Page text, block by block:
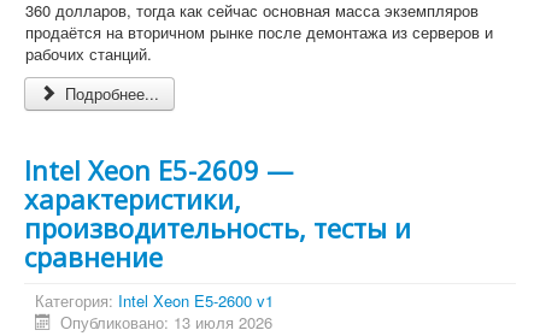
360 долларов, тогда как сейчас основная масса экземпляров
продаётся на вторичном рынке после демонтажа из серверов и
рабочих станций.
Подробнее...
Intel Xeon E5-2609 —
характеристики,
производительность, тесты и
сравнение
Категория: Intel Xeon E5-2600 v1
Опубликовано: 13 июля 2026